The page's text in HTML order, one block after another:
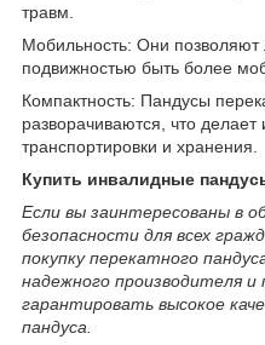
травм.
Мобильность: Они
подвижностью быть более
Компактность: Пандусы
разворачиваются, что
транспортировки и хранения.
Купить инвалидные
Если вы заинтересованы в
безопасности для всех
покупку перекатного
надежного производителя
гарантировать высокое
пандуса.